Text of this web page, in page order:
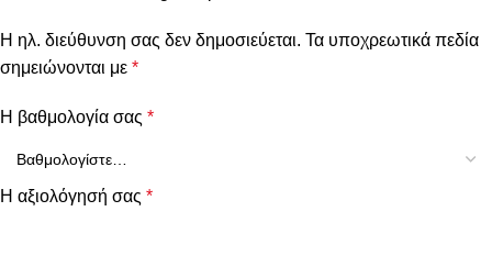
Η ηλ. διεύθυνση σας δεν δημοσιεύεται. Τα υποχρεωτικά πεδία
σημειώνονται με *
Η βαθμολογία σας *
Η αξιολόγησή σας *